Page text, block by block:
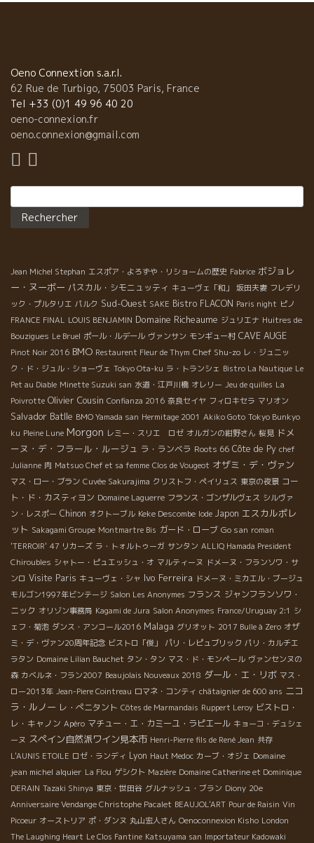
Oeno Connextion s.a.r.l.
62 Rue de Turbigo, 75003 Paris, France
Tel +33 (0)1 49 96 40 20
oeno-connexion.fr
oeno.connexion@gmail.com
Jean Michel Stephan エスポア・よろずや・リショームの歴史 Fabrice ボジョレ
ー・ヌーボー パスカル・シモニュッティ キューヴェ「和」 坂田夫妻 フレデリ
ック・プルタリエ パルク Sud-Ouest SAKE Bistro FLACON Paris night ピノ
FRANCE FINAL LOUIS BENJAMIN Domaine Richeaume ジュリエナ Huitres de
Bouzigues Le Bruel ポール・ルデール ヴァンサン モンギュー村 CAVE AUGE
Pinot Noir 2016 BMO Restaurent Fleur de Thym Chef Shu-zo レ・ジュニッ
ク・ド・ジュル・ショーヴェ Tokyo Ota-ku ラ・トランシェ Bistro La Nautique Le
Pet au Diable Minette Suzuki san 水道・江戸川橋 オレリー Jeu de quilles La
Poivrotte Olivier Cousin Confianza 2016 奈良セイヤ フィロキセラ マリオン
Salvador Batlle BMO Yamada san Hermitage 2001 Akiko Goto Tokyo Bunkyo
ku Pleine Lune Morgon レミー・スリエ ロゼ オルガンの紺野さん 桜見 ドメ
ーヌ・デ・フラール・ルージュ ラ・ランベラ Roots 66 Côte de Py chef
Julianne 肉 Matsuo Chef et sa femme Clos de Vougeot オザミ・デ・ヴァン
マス・ロー・ブラン Cuvée Sakurajima クリストフ・ペイリュス 東京の夜景 コー
ト・ド・カスティヨン Domaine Laguerre フランス・ゴンザルヴェス シルヴァ
ン・レスポー Chinon オクトーブル Keke Descombe Iode Japon エスカルポレ
ット Sakagami Groupe Montmartre Bis ガード・ローブ Go san roman
'TERROIR' 47 リカーズ ラ・トォルトゥーガ サンタン ALLIQ Hamada President
Chiroubles シャトー・ピュエッシュ・オ マルティーヌ ドメーヌ・フランソワ・サ
ンロ Visite Paris キューヴェ・シャ Ivo Ferreira ドメーヌ・ミカエル・ブージュ
モルゴン1997年ビンテージ Salon Les Anonymes フランス ジャンフランソワ・
ニック オリゾン事務局 Kagami de Jura Salon Anonymes France/Uruguay 2:1 シ
ェフ・菊池 ダンス・アンコール2016 Malaga グリオット 2017 Bulle à Zero オザ
ミ・デ・ヴァン20周年記念 ビストロ「俊」 パリ・レピュブリック パリ・カルチエ
ラタン Domaine Lilian Bauchet タン・タン マス・ド・モンペール ヴァンセンヌの
森 カベルネ・フラン2007 Beaujolais Nouveaux 2018 ダール・エ・リボ マス・
ロー2013年 Jean-Piere Cointreau ロマネ・コンティ châtaignier de 600 ans ニコ
ラ・ルノー レ・ぺニタント Côtes de Marmandais Ruppert Leroy ビストロ・
レ・キャノン Apéro マチュー・エ・カミーユ・ラピエール キョーコ・デュシェ
ーヌ スペイン自然派ワイン見本市 Henri-Pierre fils de René Jean 共存
L'AUNIS ETOILE ロゼ・ランディ Lyon Haut Medoc カーブ・オジェ Domaine
jean michel alquier La Flou ゲシクト Mazière Domaine Catherine et Dominique
DERAIN Tazaki Shinya 東京・世田谷 グルナッシュ・ブラン Diony 20e
Anniversaire Vendange Christophe Pacalet BEAUJOL'ART Pour de Raisin Vin
Picoeur オーストリア ポ・ダンヌ 丸山宏人さん Oenoconnexion Kisho London
The Laughing Heart Le Clos Fantine Katsuyama san Importateur Kadowaki